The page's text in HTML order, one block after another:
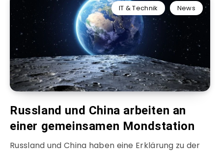
IT & Technik News
Russland und China arbeiten an
einer gemeinsamen Mondstation
Russland und China haben eine Erklärung zu der